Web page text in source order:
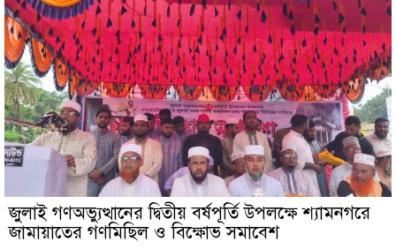
জুলাই গণঅভ্যুত্থানের দ্বিতীয় বর্ষপূর্তি উপলক্ষে শ্যামনগরে
জামায়াতের গণমিছিল ও বিক্ষোভ সমাবেশ